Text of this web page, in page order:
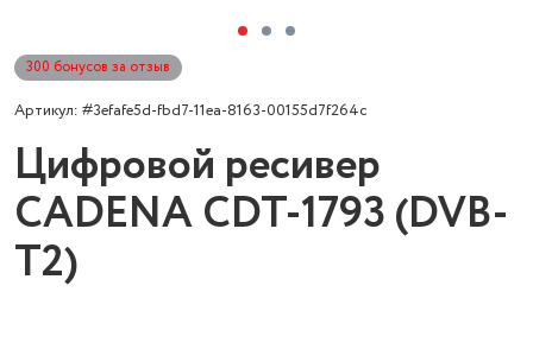
300 бонусов за отзыв
Артикул: #3efafe5d-fbd7-11ea-8163-00155d7f264c
Цифровой ресивер
CADENA CDT-1793 (DVB-
T2)